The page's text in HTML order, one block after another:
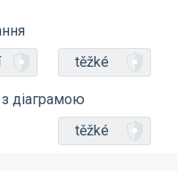
těžké
діаграмою
těžké